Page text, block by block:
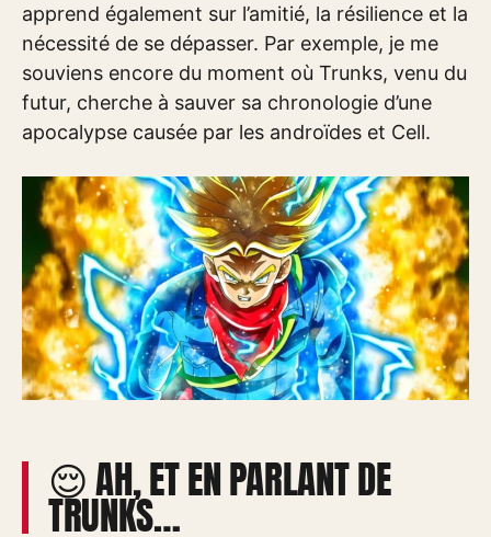
apprend également sur l’amitié, la résilience et la
nécessité de se dépasser. Par exemple, je me
souviens encore du moment où Trunks, venu du
futur, cherche à sauver sa chronologie d’une
apocalypse causée par les androïdes et Cell.
😌 AH, ET EN PARLANT DE
TRUNKS…